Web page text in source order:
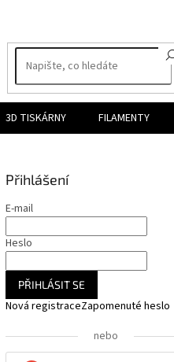
3D TISKÁRNY FILAMENTY
Přihlášení
E-mail
Heslo
PŘIHLÁSIT SE
Nová registraceZapomenuté heslo
nebo